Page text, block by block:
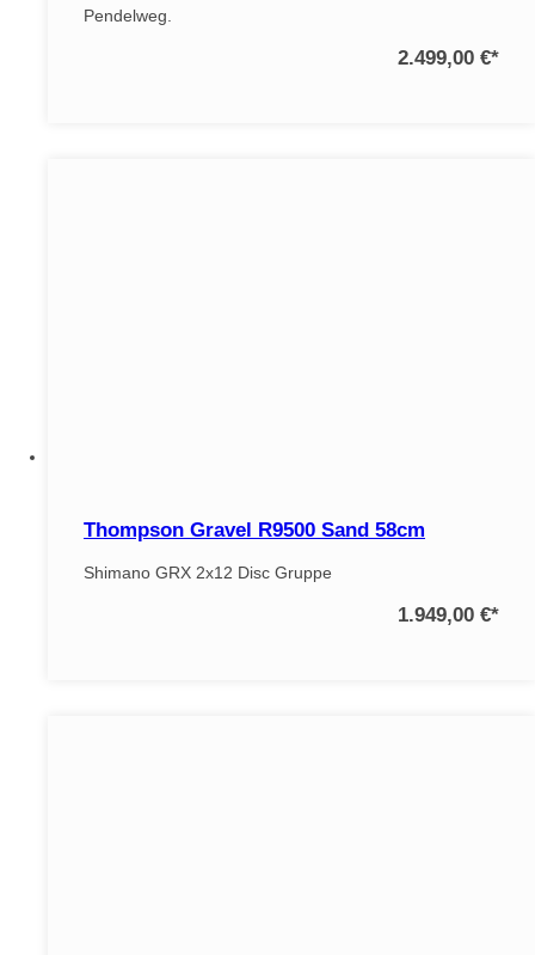
Pendelweg.
2.499,00 €*
Thompson Gravel R9500 Sand 58cm
Shimano GRX 2x12 Disc Gruppe
1.949,00 €*